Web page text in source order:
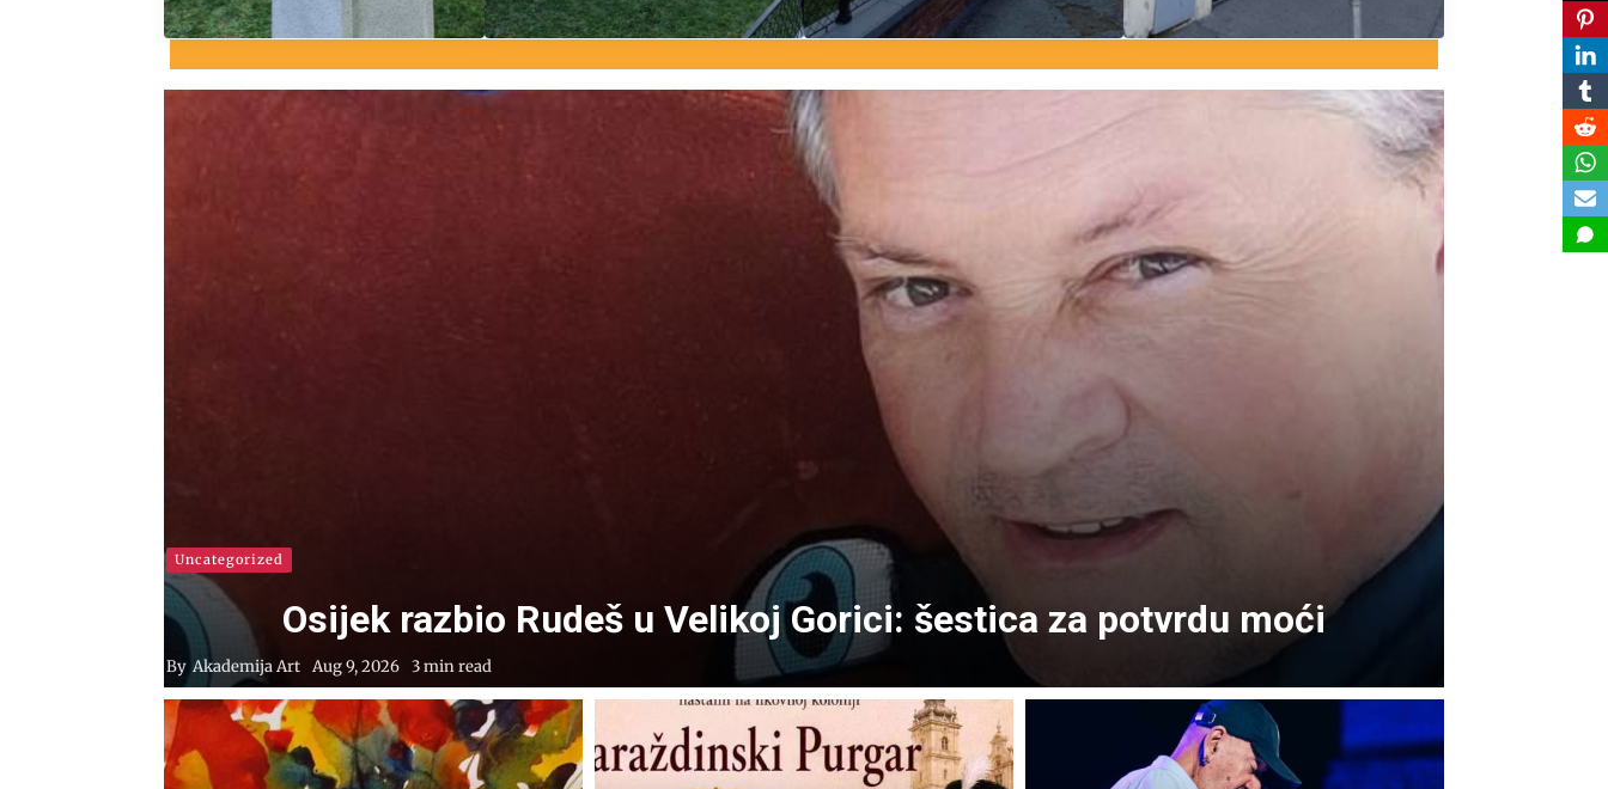
Uncategorized
Osijek razbio Rudeš u Velikoj Gorici: šestica za potvrdu moći
By Akademija Art Aug 9, 2026 3 min read